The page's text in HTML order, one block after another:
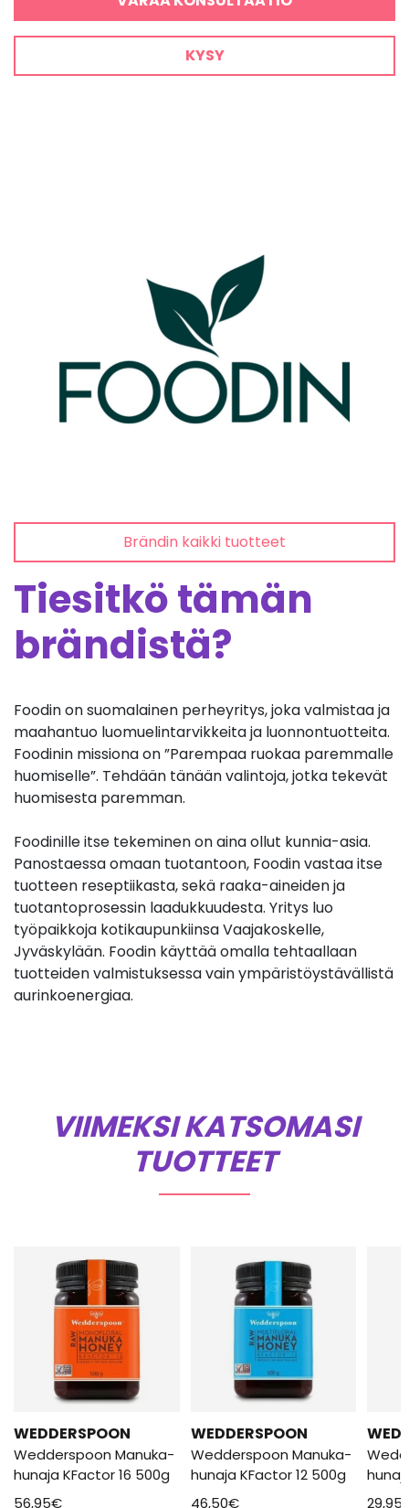
KYSY
Brändin kaikki tuotteet
Tiesitkö tämän
brändistä?
Foodin on suomalainen perheyritys, joka valmistaa ja
maahantuo luomuelintarvikkeita ja luonnontuotteita.
Foodinin missiona on ”Parempaa ruokaa paremmalle
huomiselle”. Tehdään tänään valintoja, jotka tekevät
huomisesta paremman.
Foodinille itse tekeminen on aina ollut kunnia-asia.
Panostaessa omaan tuotantoon, Foodin vastaa itse
tuotteen reseptiikasta, sekä raaka-aineiden ja
tuotantoprosessin laadukkuudesta. Yritys luo
työpaikkoja kotikaupunkiinsa Vaajakoskelle,
Jyväskylään. Foodin käyttää omalla tehtaallaan
tuotteiden valmistuksessa vain ympäristöystävällistä
aurinkoenergiaa.
VIIMEKSI KATSOMASI
TUOTTEET
WEDDERSPOON
Wedderspoon Manuka-
hunaja KFactor 16 500g
56,95€
WEDDERSPOON
Wedderspoon Manuka-
hunaja KFactor 12 500g
46,50€
29,95